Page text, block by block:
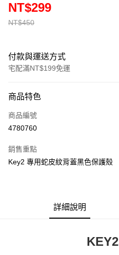
NT$450
NT$299
付款與運送方式
宅配滿NT$199免運
信用卡一次付款
LINE Pay
悠遊付
便利帶 2~3工作天(國定假日無配送)
每筆NT$65，滿NT$199(含以上)
商品特色
商品編號
4780760
銷售重點
Key2 專用蛇皮紋背蓋黑色保護殼
詳細說明